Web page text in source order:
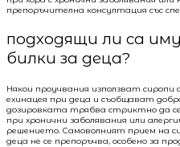
препоръчителна консултация със
подходящи ли са
билки за деца?
Някои проучвания използват сиропи
ехинацея при деца и съобщават
дозировката трябва стриктно да
при хронични заболявания или
решението. Самоволният прием на
деца не се препоръчва, особено за